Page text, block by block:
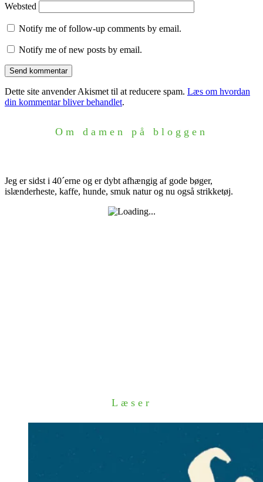
Websted
Notify me of follow-up comments by email.
Notify me of new posts by email.
Dette site anvender Akismet til at reducere spam. Læs om hvordan
din kommentar bliver behandlet.
Om damen på bloggen
Jeg er sidst i 40´erne og er dybt afhængig af gode bøger,
islænderheste, kaffe, hunde, smuk natur og nu også strikketøj.
Læser